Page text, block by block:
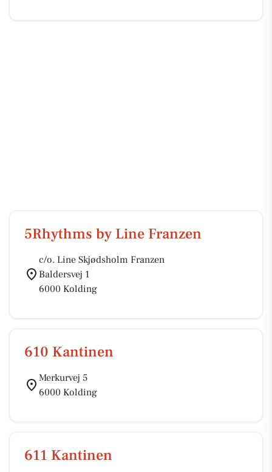
5Rhythms by Line Franzen
c/o. Line Skjødsholm Franzen
Baldersvej 1
6000 Kolding
610 Kantinen
Merkurvej 5
6000 Kolding
611 Kantinen